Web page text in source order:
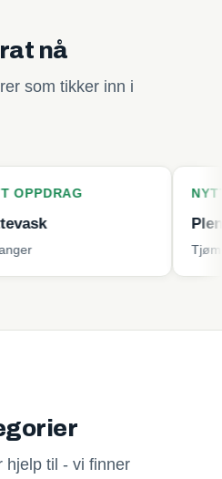
nå
som tikker inn i
NYTT
Plenklipping
hjelp til - vi finner